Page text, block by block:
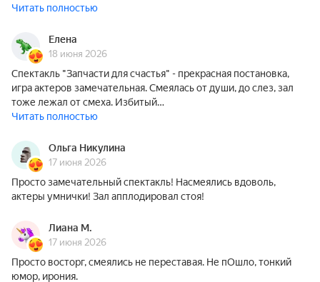
Читать полностью
Елена
18 июня 2026
Спектакль "Запчасти для счастья" - прекрасная постановка,
игра актеров замечательная. Смеялась от души, до слез, зал
тоже лежал от смеха. Избитый…
Читать полностью
Ольга Никулина
17 июня 2026
Просто замечательный спектакль! Насмеялись вдоволь,
актеры умнички! Зал апплодировал стоя!
Лиана М.
17 июня 2026
Просто восторг, смеялись не переставая. Не пОшло, тонкий
юмор, ирония.